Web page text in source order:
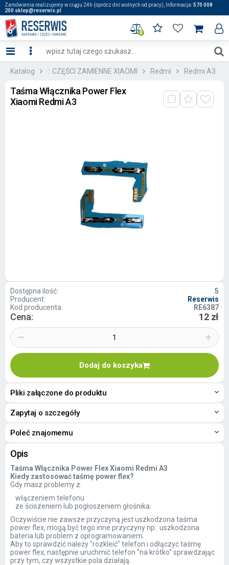
Zamówienia realizujemy w ciągu 24h (oprócz dni wolnych od pracy), Informacja:570 008
200 sklep@reserwis.pl
0
Katalog :: CZĘŚCI ZAMIENNE XIAOMI Redmi Redmi A3
Taśma Włącznika Power Flex
Xiaomi Redmi A3
Dostępna ilość:
5
Producent:
Reserwis
Kod producenta:
RE6387
Cena: 12 zł
Dodaj do koszyka
Pliki załączone do produktu
Zapytaj o szczegóły
Poleć znajomemu
Opis
Taśma Włącznika Power Flex Xiaomi Redmi A3
Kiedy zastosować taśmę power flex?
Gdy masz problemy z:
włączeniem telefonu
ze ściszeniem lub pogłoszeniem głośnika.
Oczywiście nie zawsze przyczyną jest uszkodzona taśma
power flex, mogą być tego inne przyczyny np.: uszkodzona
bateria lub problem z oprogramowaniem.
Aby to sprawdzić należy "rozkleić" telefon i odłączyć taśmę
power flex, następnie uruchmić telefon "na krótko" sprawdzając
przy tym, czy wszystkie pola działają.